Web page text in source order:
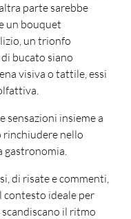
parte sarebbe
un bouquet
un trionfo
bucato siano
visiva o tattile, essi
sensazioni insieme a
rinchiudere nello
gastronomia.
di risate e commenti,
contesto ideale per
il ritmo